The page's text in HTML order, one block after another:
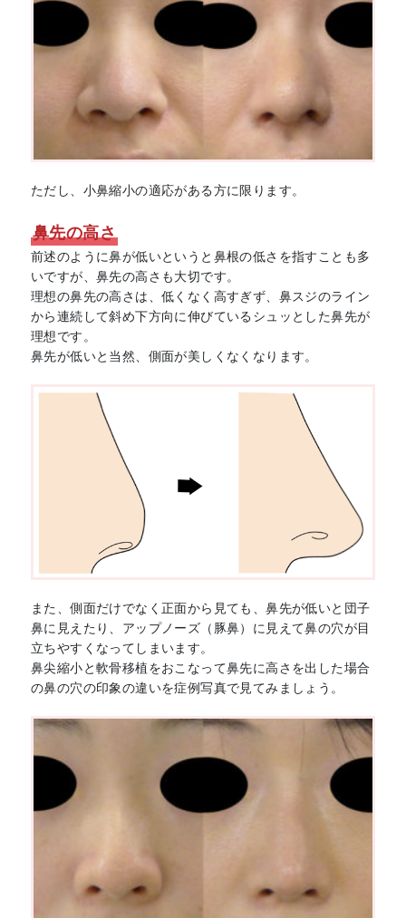
ただし、小鼻縮小の適応がある方に限ります。
鼻先の高さ
前述のように鼻が低いというと鼻根の低さを指すことも多
いですが、鼻先の高さも大切です。
理想の鼻先の高さは、低くなく高すぎず、鼻スジのライン
から連続して斜め下方向に伸びているシュッとした鼻先が
理想です。
鼻先が低いと当然、側面が美しくなくなります。
また、側面だけでなく正面から見ても、鼻先が低いと団子
鼻に見えたり、アップノーズ（豚鼻）に見えて鼻の穴が目
立ちやすくなってしまいます。
鼻尖縮小と軟骨移植をおこなって鼻先に高さを出した場合
の鼻の穴の印象の違いを症例写真で見てみましょう。